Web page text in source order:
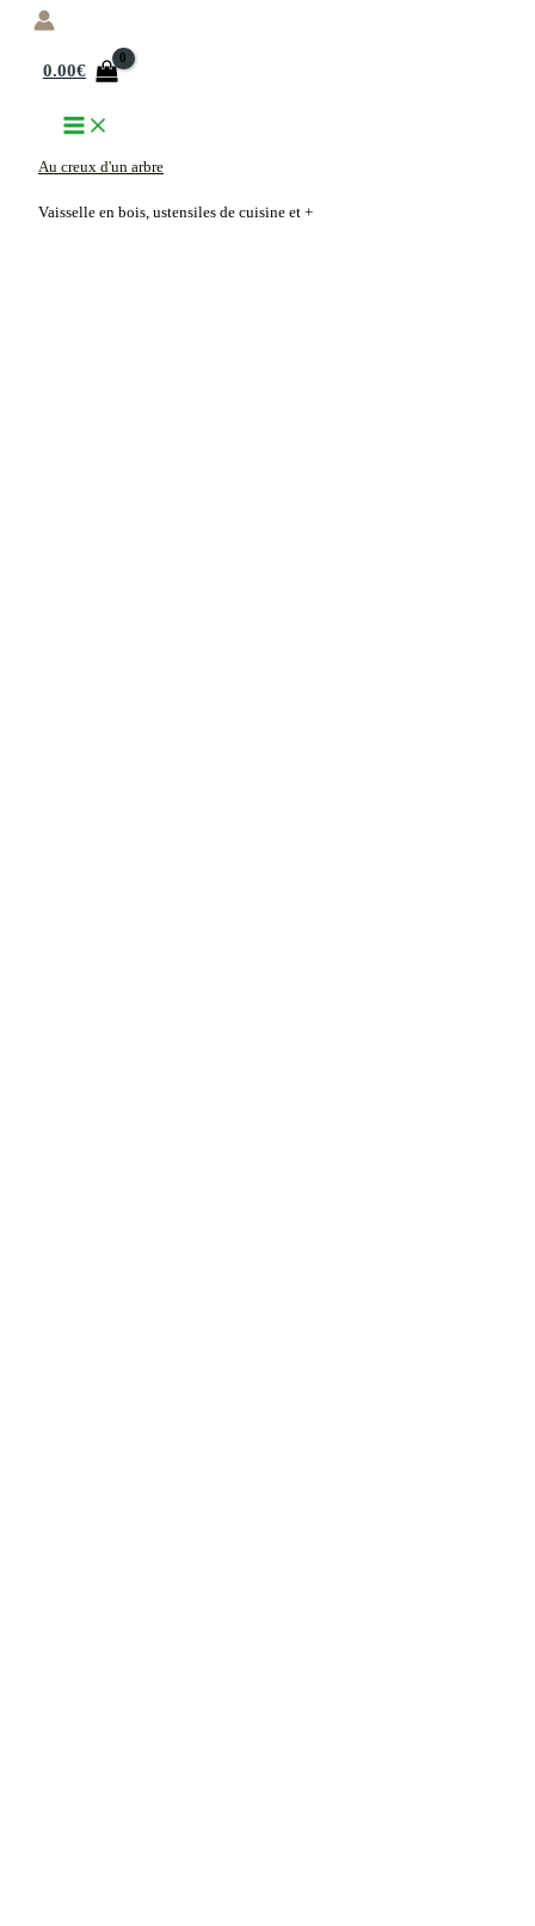
Aller
0.00€
Au creux d'un arbre
Vaisselle en bois, ustensiles de cuisine et +